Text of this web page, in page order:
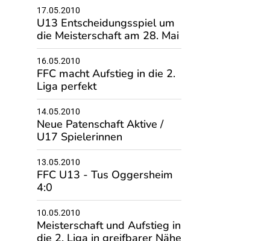
17.05.2010
U13 Entscheidungsspiel um
die Meisterschaft am 28. Mai
16.05.2010
FFC macht Aufstieg in die 2.
Liga perfekt
14.05.2010
Neue Patenschaft Aktive /
U17 Spielerinnen
13.05.2010
FFC U13 - Tus Oggersheim
4:0
10.05.2010
Meisterschaft und Aufstieg in
die 2. Liga in greifbarer Nähe